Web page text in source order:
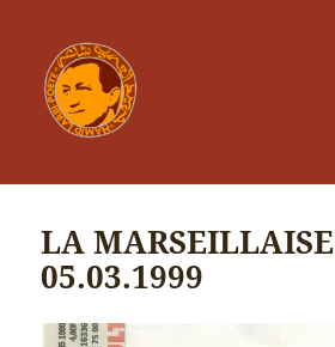
LA MARSEILLAISE
05.03.1999